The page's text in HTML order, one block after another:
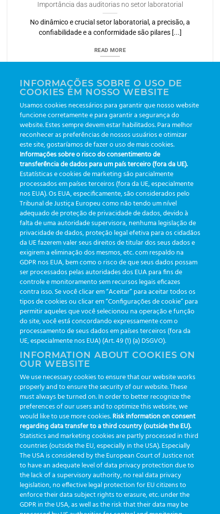
Importância das auditorias no setor laboratorial
No dinâmico e crucial setor laboratorial, a precisão, a
confiabilidade e a conformidade são pilares [...]
READ MORE
NEWSLETTERS
Rastreabilidade e desperdício: O que o laboratório pode aprender
com o varejo alimentar?
Eu estava lendo um artigo recente sobre como o varejo
alimentar está se transformando, e [...]
NEWSLETTERS
Da arquibancada à bancada: O que a biometria nos estádios
ensina sobre a rastreabilidade no laboratório
Rastreabilidade Recentemente, uma reportagem do portal
Mercado & Consumo destacou uma revolução que já é realidade
no [...]
READ MORE
1 2 3 4 … 8
INFORMAÇÕES SOBRE O USO DE
COOKIES EM NOSSO WEBSITE
Usamos cookies necessários para garantir que nosso website
funcione corretamente e para garantir a segurança do
website. Estes sempre devem estar habilitados. Para melhor
reconhecer as preferências de nossos usuários e otimizar
este site, gostaríamos de fazer o uso de mais cookies.
Informações sobre o risco do consentimento de
transferência de dados para um país terceiro (fora da UE).
Estatísticas e cookies de marketing são parcialmente
processados em países terceiros (fora da UE, especialmente
nos EUA). Os EUA, especificamente, são considerados pelo
Tribunal de Justiça Europeu como não tendo um nível
adequado de proteção de privacidade de dados, devido à
falta de uma autoridade supervisora, nenhuma legislação de
privacidade de dados, proteção legal efetiva para os cidadãos
da UE fazerem valer seus direitos de titular dos seus dados e
exigirem a eliminação dos mesmos, etc. com respaldo na
GDPR nos EUA, bem como o risco de que seus dados possam
ser processados pelas autoridades dos EUA para fins de
controle e monitoramento sem recursos legais eficazes
contra isso. Se você clicar em “Aceitar” para aceitar todos os
tipos de cookies ou clicar em “Configurações de cookie” para
permitir aqueles que você selecionou na operação e função
do site, você está concordando expressamente com o
processamento de seus dados em países terceiros (fora da
UE, especialmente nos EUA) (Art. 49 (1) (a) DSGVO).
INFORMATION ABOUT COOKIES ON
OUR WEBSITE
We use necessary cookies to ensure that our website works
properly and to ensure the security of our website. These
must always be turned on. In order to better recognize the
preferences of our users and to optimize this website, we
would like to use more cookies.Risk information on consent
regarding data transfer to a third country (outside the EU).
Statistics and marketing cookies are partly processed in third
countries (outside the EU, especially in the USA). Especially
The USA is considered by the European Court of Justice not
to have an adequate level of data privacy protection due to
the lack of a supervisory authority, no real data privacy
legislation, no effective legal protection for EU citizens to
enforce their data subject rights to erasure, etc. under the
GDPR in the USA, as well as the risk that their data may be